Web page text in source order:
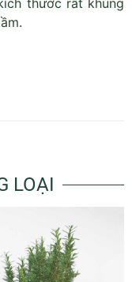
thước rất khủng
LOẠI